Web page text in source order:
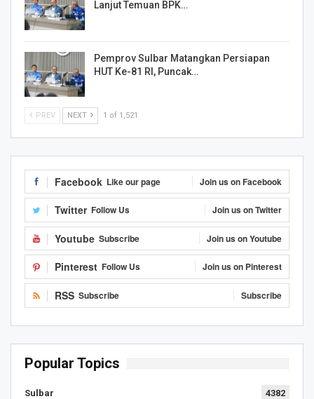
Lanjut Temuan BPK…
Pemprov Sulbar Matangkan Persiapan
HUT Ke-81 RI, Puncak…
PREV NEXT 1 of 1,521
Facebook Like our page Join us on Facebook
Twitter Follow Us Join us on Twitter
Youtube Subscribe Join us on Youtube
Pinterest Follow Us Join us on Pinterest
RSS Subscribe Subscribe
Popular Topics
Sulbar 4382